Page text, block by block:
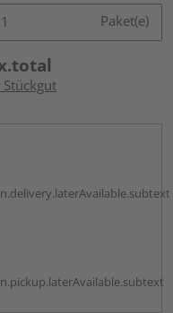
Paket(e)